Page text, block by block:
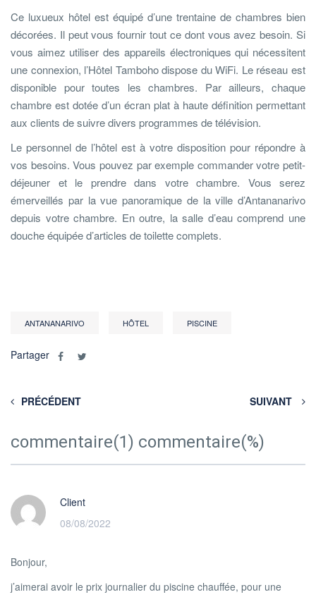
Ce luxueux hôtel est équipé d’une trentaine de chambres bien
décorées. Il peut vous fournir tout ce dont vous avez besoin. Si
vous aimez utiliser des appareils électroniques qui nécessitent
une connexion, l’Hôtel Tamboho dispose du WiFi. Le réseau est
disponible pour toutes les chambres. Par ailleurs, chaque
chambre est dotée d’un écran plat à haute définition permettant
aux clients de suivre divers programmes de télévision.
Le personnel de l’hôtel est à votre disposition pour répondre à
vos besoins. Vous pouvez par exemple commander votre petit-
déjeuner et le prendre dans votre chambre. Vous serez
émerveillés par la vue panoramique de la ville d’Antananarivo
depuis votre chambre. En outre, la salle d’eau comprend une
douche équipée d’articles de toilette complets.
ANTANANARIVO HÔTEL PISCINE
Partager
PRÉCÉDENT SUIVANT
commentaire(1) commentaire(%)
Client
08/08/2022
Bonjour,
j’aimerai avoir le prix journalier du piscine chauffée, pour une